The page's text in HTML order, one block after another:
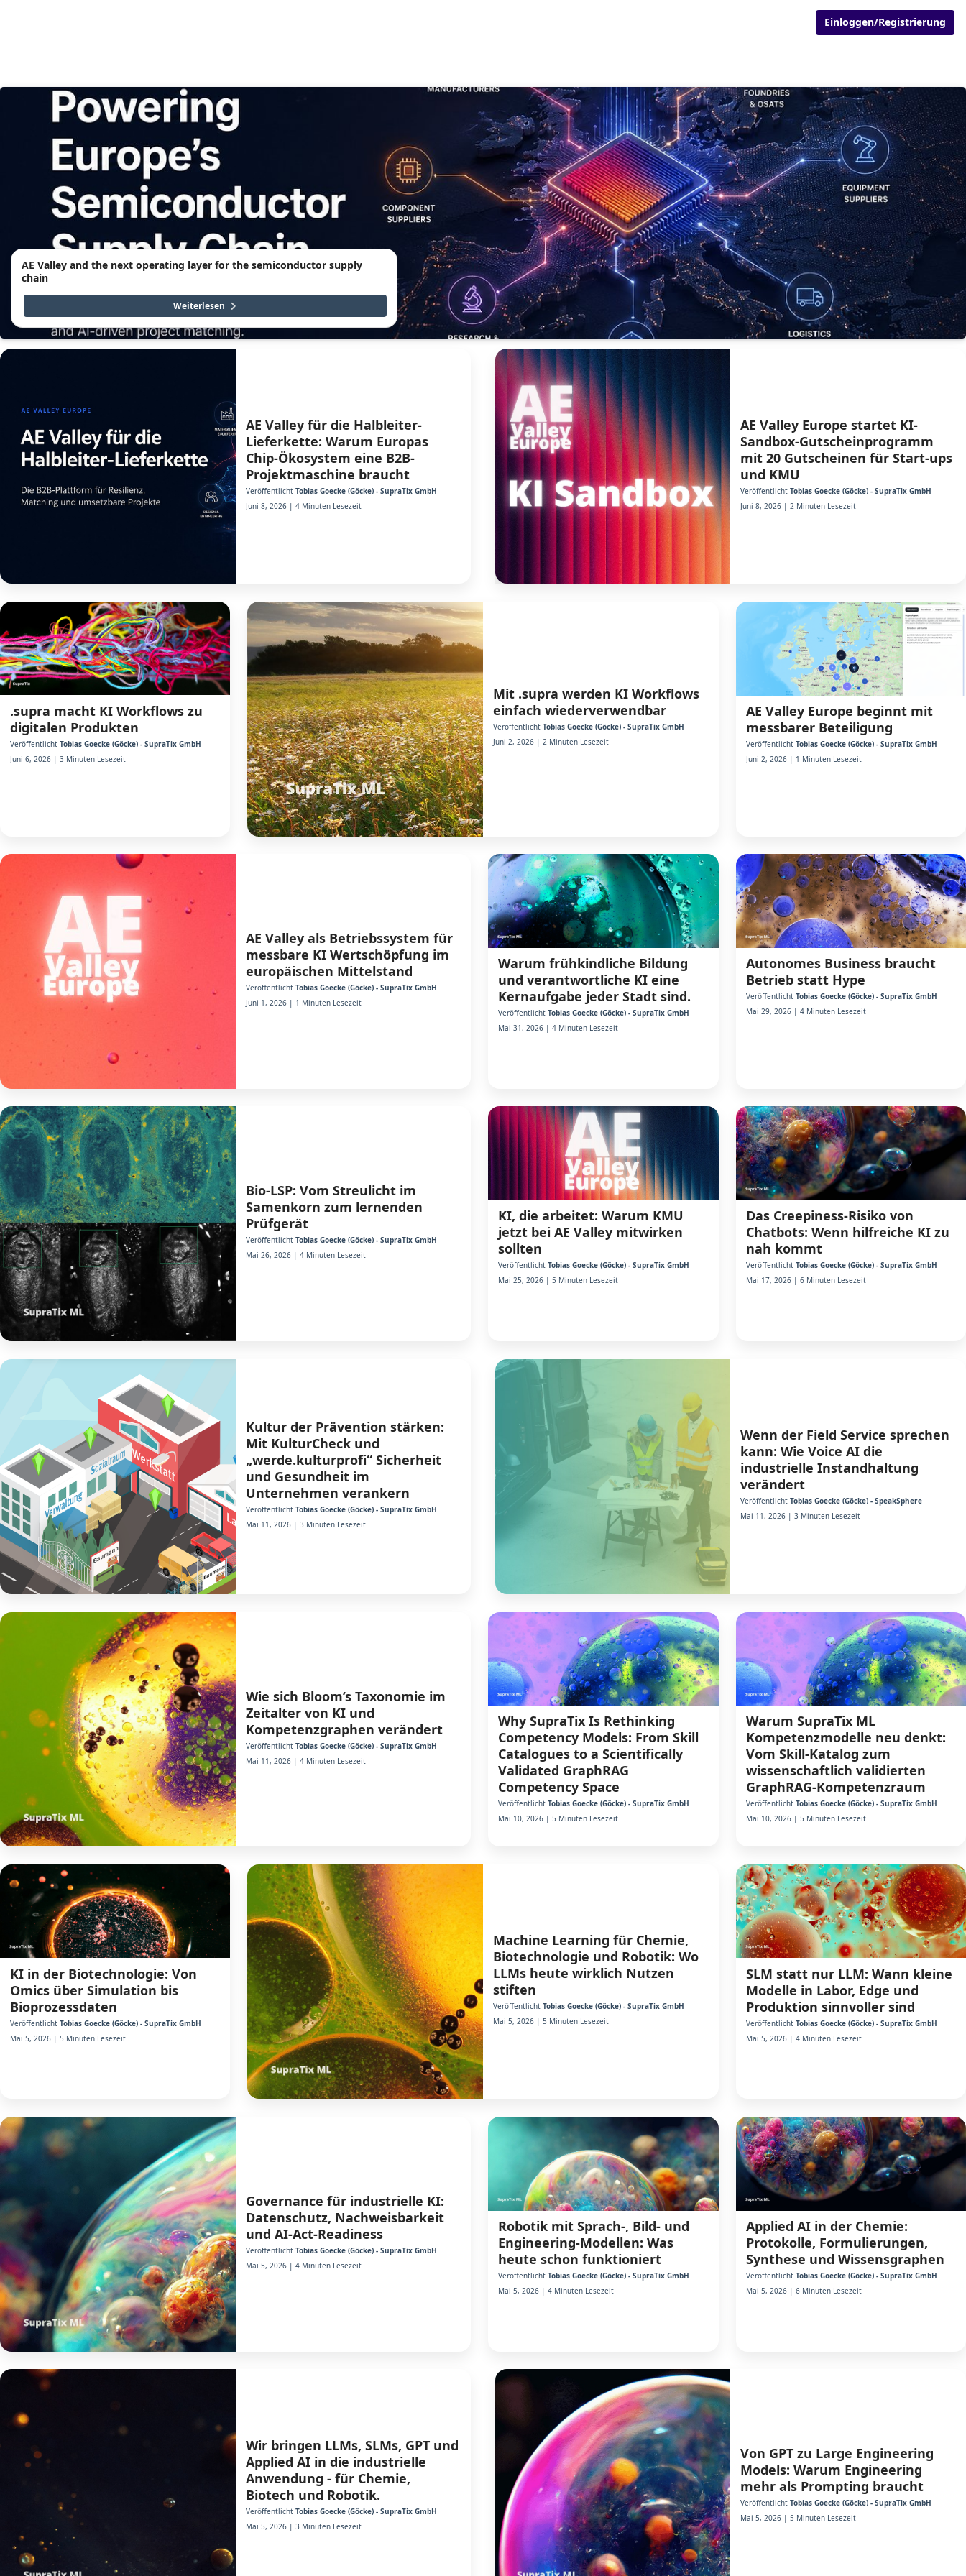
Einloggen/Registrierung
AE Valley and the next operating layer for the semiconductor supply
chain
Weiterlesen
AE Valley für die Halbleiter-
Lieferkette: Warum Europas
Chip-Ökosystem eine B2B-
Projektmaschine braucht
Veröffentlicht Tobias Goecke (Göcke) - SupraTix GmbH
Juni 8, 2026 | 4 Minuten Lesezeit
AE Valley Europe startet KI-
Sandbox-Gutscheinprogramm
mit 20 Gutscheinen für Start-ups
und KMU
VeröffentlichtTobias Goecke (Göcke) - SupraTix GmbH
Juni 8, 2026 | 2 Minuten Lesezeit
.supra macht KI Workflows zu
digitalen Produkten
Veröffentlicht Tobias Goecke (Göcke) - SupraTix GmbH
Juni 6, 2026 | 3 Minuten Lesezeit
Mit .supra werden KI Workflows
einfach wiederverwendbar
Veröffentlicht Tobias Goecke (Göcke) - SupraTix GmbH
Juni 2, 2026 | 2 Minuten Lesezeit
AE Valley Europe beginnt mit
messbarer Beteiligung
Veröffentlicht Tobias Goecke (Göcke) - SupraTix GmbH
Juni 2, 2026 | 1 Minuten Lesezeit
AE Valley als Betriebssystem für
messbare KI Wertschöpfung im
europäischen Mittelstand
Veröffentlicht Tobias Goecke (Göcke) - SupraTix GmbH
Juni 1, 2026 | 1 Minuten Lesezeit
Warum frühkindliche Bildung
und verantwortliche KI eine
Kernaufgabe jeder Stadt sind.
VeröffentlichtTobias Goecke (Göcke) - SupraTix GmbH
Mai 31, 2026 | 4 Minuten Lesezeit
Autonomes Business braucht
Betrieb statt Hype
Veröffentlicht Tobias Goecke (Göcke) - SupraTix GmbH
Mai 29, 2026 | 4 Minuten Lesezeit
Bio-LSP: Vom Streulicht im
Samenkorn zum lernenden
Prüfgerät
Veröffentlicht Tobias Goecke (Göcke) - SupraTix GmbH
Mai 26, 2026 | 4 Minuten Lesezeit
KI, die arbeitet: Warum KMU
jetzt bei AE Valley mitwirken
sollten
VeröffentlichtTobias Goecke (Göcke) - SupraTix GmbH
Mai 25, 2026 | 5 Minuten Lesezeit
Das Creepiness-Risiko von
Chatbots: Wenn hilfreiche KI zu
nah kommt
Veröffentlicht Tobias Goecke (Göcke) - SupraTix GmbH
Mai 17, 2026 | 6 Minuten Lesezeit
Kultur der Prävention stärken:
Mit KulturCheck und
„werde.kulturprofi“ Sicherheit
und Gesundheit im
Unternehmen verankern
Veröffentlicht Tobias Goecke (Göcke) - SupraTix GmbH
Mai 11, 2026 | 3 Minuten Lesezeit
Wenn der Field Service sprechen
kann: Wie Voice AI die
industrielle Instandhaltung
verändert
VeröffentlichtTobias Goecke (Göcke) - SpeakSphere
Mai 11, 2026 | 3 Minuten Lesezeit
Wie sich Bloom’s Taxonomie im
Zeitalter von KI und
Kompetenzgraphen verändert
Veröffentlicht Tobias Goecke (Göcke) - SupraTix GmbH
Mai 11, 2026 | 4 Minuten Lesezeit
Why SupraTix Is Rethinking
Competency Models: From Skill
Catalogues to a Scientifically
Validated GraphRAG
Competency Space
VeröffentlichtTobias Goecke (Göcke) - SupraTix GmbH
Mai 10, 2026 | 5 Minuten Lesezeit
Warum SupraTix ML
Kompetenzmodelle neu denkt:
Vom Skill-Katalog zum
wissenschaftlich validierten
GraphRAG-Kompetenzraum
Veröffentlicht Tobias Goecke (Göcke) - SupraTix GmbH
Mai 10, 2026 | 5 Minuten Lesezeit
KI in der Biotechnologie: Von
Omics über Simulation bis
Bioprozessdaten
Veröffentlicht Tobias Goecke (Göcke) - SupraTix GmbH
Mai 5, 2026 | 5 Minuten Lesezeit
Machine Learning für Chemie,
Biotechnologie und Robotik: Wo
LLMs heute wirklich Nutzen
stiften
Veröffentlicht Tobias Goecke (Göcke) - SupraTix GmbH
Mai 5, 2026 | 5 Minuten Lesezeit
SLM statt nur LLM: Wann kleine
Modelle in Labor, Edge und
Produktion sinnvoller sind
Veröffentlicht Tobias Goecke (Göcke) - SupraTix GmbH
Mai 5, 2026 | 4 Minuten Lesezeit
Governance für industrielle KI:
Datenschutz, Nachweisbarkeit
und AI-Act-Readiness
Veröffentlicht Tobias Goecke (Göcke) - SupraTix GmbH
Mai 5, 2026 | 4 Minuten Lesezeit
Robotik mit Sprach-, Bild- und
Engineering-Modellen: Was
heute schon funktioniert
VeröffentlichtTobias Goecke (Göcke) - SupraTix GmbH
Mai 5, 2026 | 4 Minuten Lesezeit
Applied AI in der Chemie:
Protokolle, Formulierungen,
Synthese und Wissensgraphen
Veröffentlicht Tobias Goecke (Göcke) - SupraTix GmbH
Mai 5, 2026 | 6 Minuten Lesezeit
Wir bringen LLMs, SLMs, GPT und
Applied AI in die industrielle
Anwendung - für Chemie,
Biotech und Robotik.
Veröffentlicht Tobias Goecke (Göcke) - SupraTix GmbH
Mai 5, 2026 | 3 Minuten Lesezeit
Von GPT zu Large Engineering
Models: Warum Engineering
mehr als Prompting braucht
VeröffentlichtTobias Goecke (Göcke) - SupraTix GmbH
Mai 5, 2026 | 5 Minuten Lesezeit